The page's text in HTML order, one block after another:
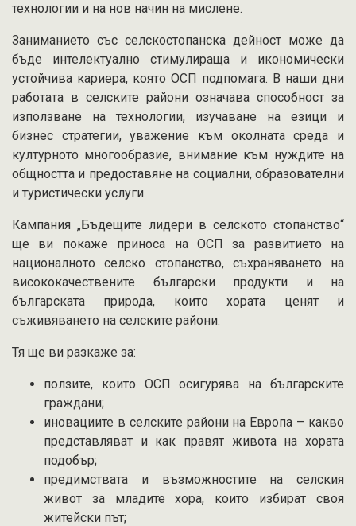
технологии и на нов начин на мислене.
Заниманието със селскостопанска дейност може да
бъде интелектуално стимулираща и икономически
устойчива кариера, която ОСП подпомага. В наши дни
работата в селските райони означава способност за
използване на технологии, изучаване на езици и
бизнес стратегии, уважение към околната среда и
културното многообразие, внимание към нуждите на
общността и предоставяне на социални, образователни
и туристически услуги.
Кампания „Бъдещите лидери в селското стопанство“
ще ви покаже приноса на ОСП за развитието на
националното селско стопанство, съхраняването на
висококачествените български продукти и на
българската природа, които хората ценят и
съживяването на селските райони.
Тя ще ви разкаже за:
ползите, които ОСП осигурява на българските
граждани;
иновациите в селските райони на Европа – какво
представляват и как правят живота на хората
подобър;
предимствата и възможностите на селския
живот за младите хора, които избират своя
житейски път;